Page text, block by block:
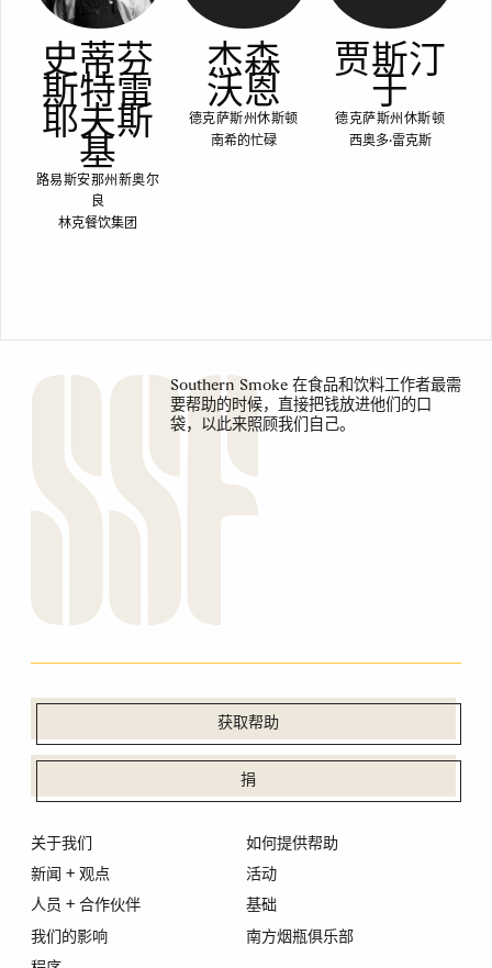
史蒂芬
斯特雷
耶夫斯
基
路易斯安那州新奥尔
良
林克餐饮集团
杰森
沃恩
德克萨斯州休斯顿
南希的忙碌
贾斯汀
于
德克萨斯州休斯顿
西奥多·雷克斯
Southern Smoke 在食品和饮料工作者最需
要帮助的时候，直接把钱放进他们的口
袋，以此来照顾我们自己。
获取帮助
捐
关于我们
新闻 + 观点
人员 + 合作伙伴
我们的影响
如何提供帮助
活动
基础
南方烟瓶俱乐部